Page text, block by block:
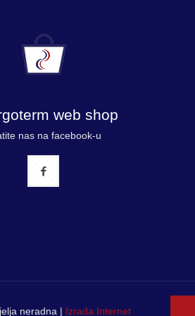
web shop
nas na facebook-u
neradna | Izrada Internet